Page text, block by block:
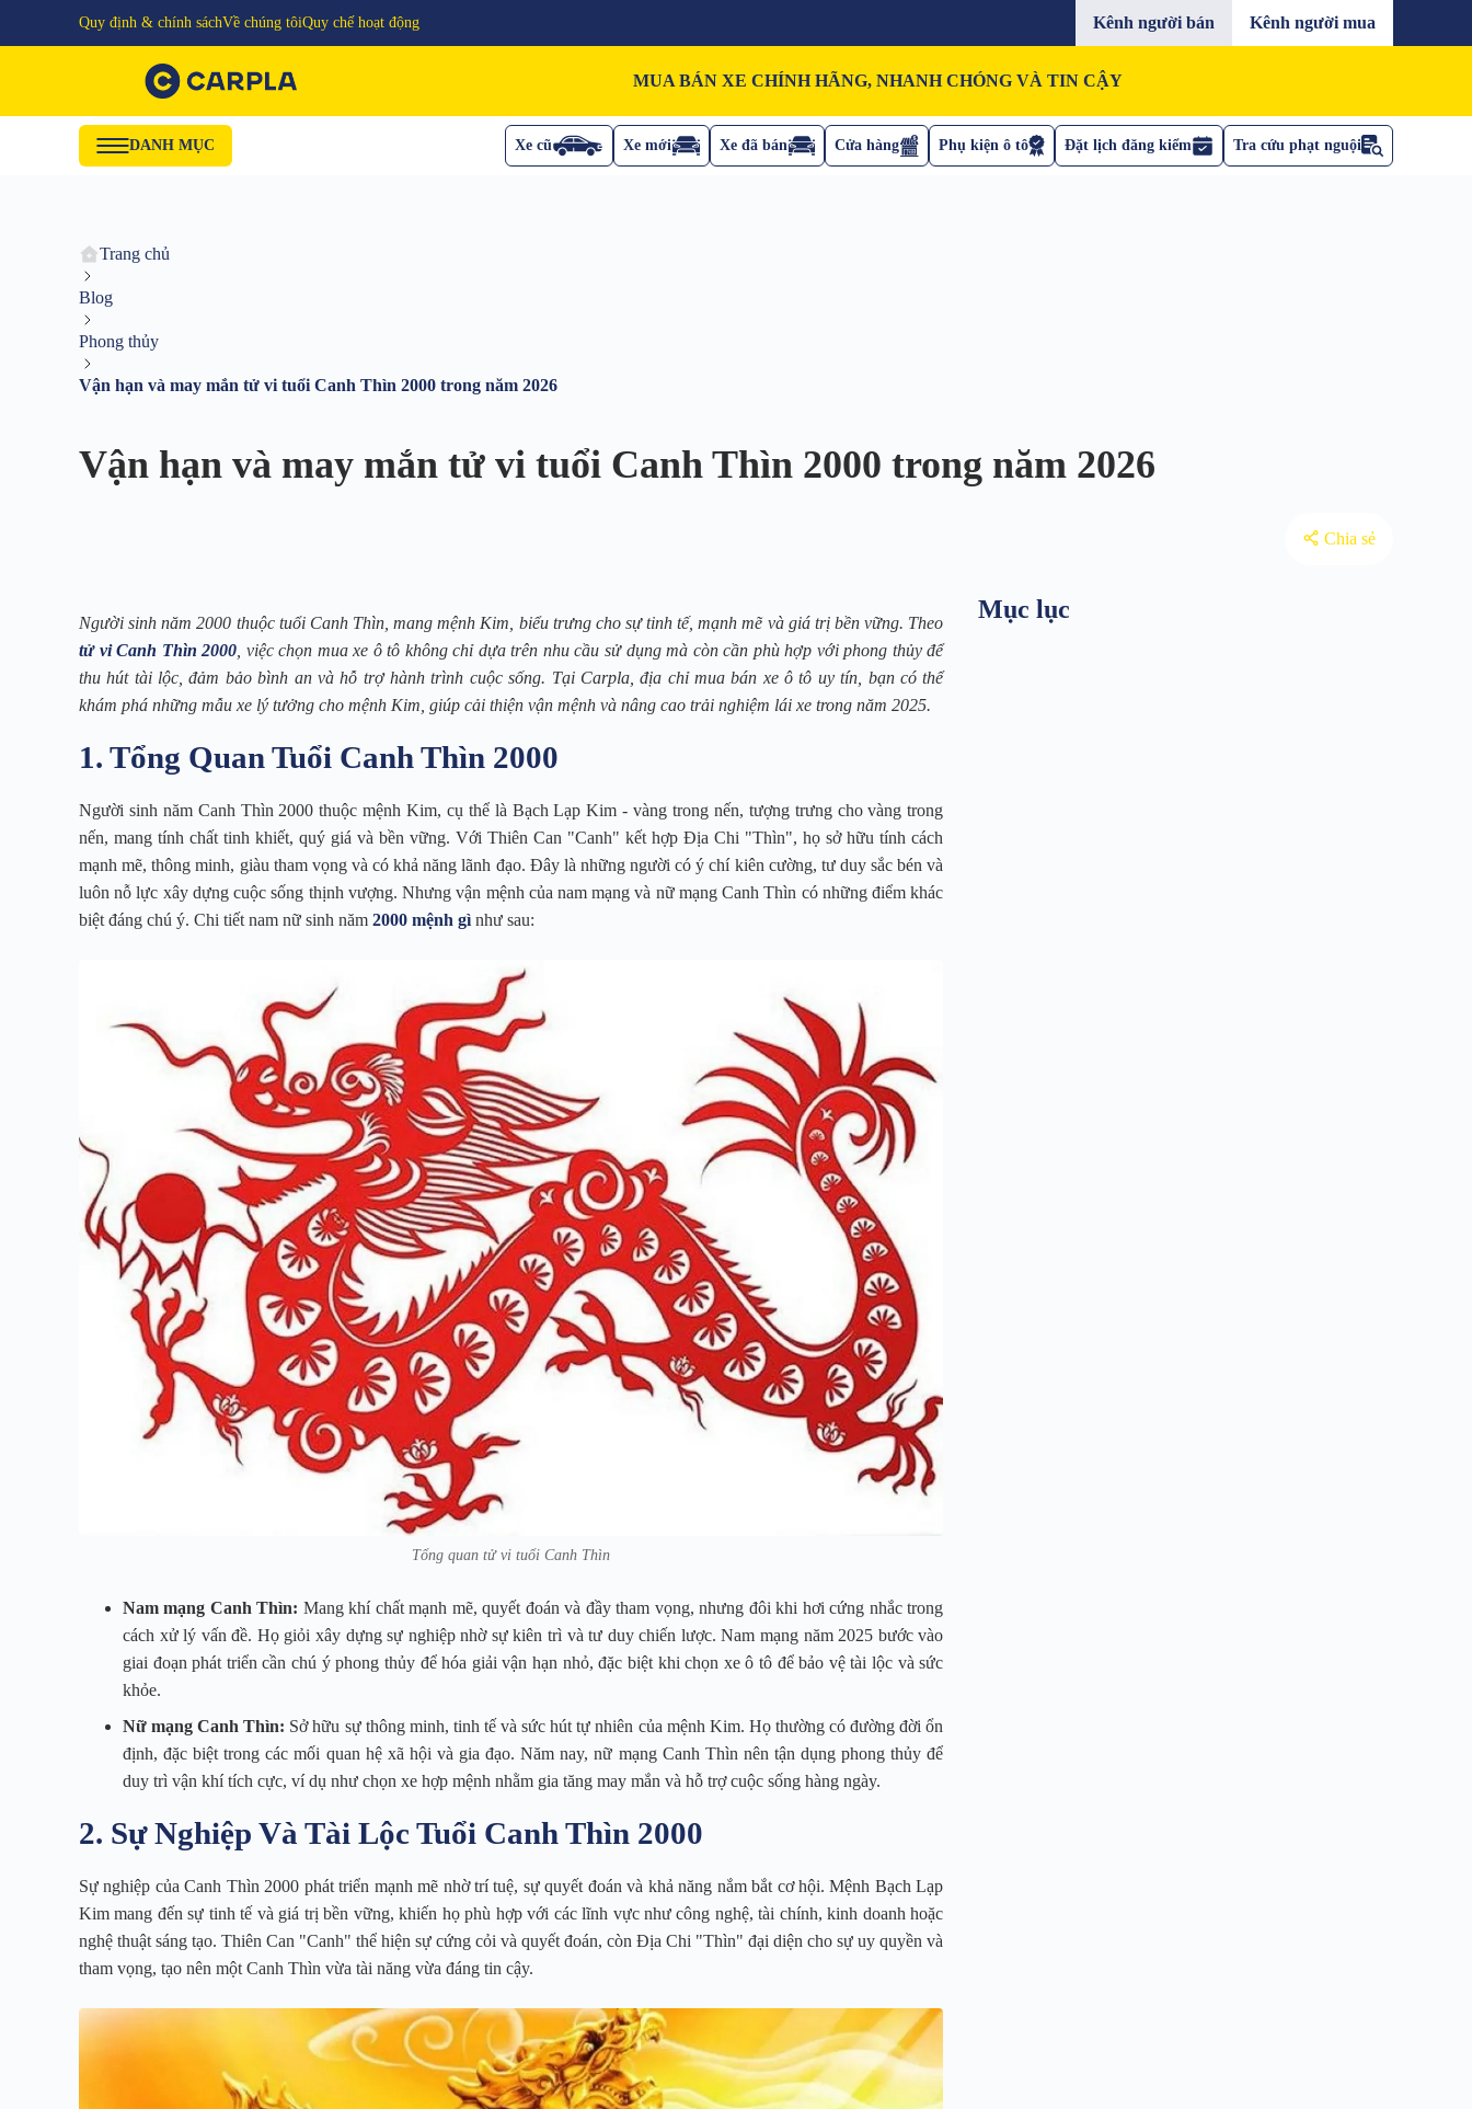
Quy định & chính sáchVề chúng tôiQuy chế hoạt động Kênh người bán Kênh người mua
MUA BÁN XE CHÍNH HÃNG, NHANH CHÓNG VÀ TIN CẬY
DANH MỤC Xe cũ Xe mới Xe đã bán Cửa hàng Phụ kiện ô tô Đặt lịch đăng kiểm Tra cứu phạt nguội
Trang chủ
Blog
Phong thủy
Vận hạn và may mắn tử vi tuổi Canh Thìn 2000 trong năm 2026
Vận hạn và may mắn tử vi tuổi Canh Thìn 2000 trong năm 2026
Chia sẻ
Người sinh năm 2000 thuộc tuổi Canh Thìn, mang mệnh Kim, biểu trưng cho sự tinh tế, mạnh mẽ và giá trị bền vững. Theo
tử vi Canh Thìn 2000 , việc chọn mua xe ô tô không chỉ dựa trên nhu cầu sử dụng mà còn cần phù hợp với phong thủy để
thu hút tài lộc, đảm bảo bình an và hỗ trợ hành trình cuộc sống. Tại Carpla, địa chỉ mua bán xe ô tô uy tín, bạn có thể
khám phá những mẫu xe lý tưởng cho mệnh Kim, giúp cải thiện vận mệnh và nâng cao trải nghiệm lái xe trong năm 2025.
1. Tổng Quan Tuổi Canh Thìn 2000
Người sinh năm Canh Thìn 2000 thuộc mệnh Kim, cụ thể là Bạch Lạp Kim - vàng trong nến, tượng trưng cho vàng trong
nến, mang tính chất tinh khiết, quý giá và bền vững. Với Thiên Can "Canh" kết hợp Địa Chi "Thìn", họ sở hữu tính cách
mạnh mẽ, thông minh, giàu tham vọng và có khả năng lãnh đạo. Đây là những người có ý chí kiên cường, tư duy sắc bén và
luôn nỗ lực xây dựng cuộc sống thịnh vượng. Nhưng vận mệnh của nam mạng và nữ mạng Canh Thìn có những điểm khác
biệt đáng chú ý. Chi tiết nam nữ sinh năm 2000 mệnh gì như sau:
Tổng quan tử vi tuổi Canh Thìn
Nam mạng Canh Thìn: Mang khí chất mạnh mẽ, quyết đoán và đầy tham vọng, nhưng đôi khi hơi cứng nhắc trong
cách xử lý vấn đề. Họ giỏi xây dựng sự nghiệp nhờ sự kiên trì và tư duy chiến lược. Nam mạng năm 2025 bước vào
giai đoạn phát triển cần chú ý phong thủy để hóa giải vận hạn nhỏ, đặc biệt khi chọn xe ô tô để bảo vệ tài lộc và sức
khỏe.
Nữ mạng Canh Thìn: Sở hữu sự thông minh, tinh tế và sức hút tự nhiên của mệnh Kim. Họ thường có đường đời ổn
định, đặc biệt trong các mối quan hệ xã hội và gia đạo. Năm nay, nữ mạng Canh Thìn nên tận dụng phong thủy để
duy trì vận khí tích cực, ví dụ như chọn xe hợp mệnh nhằm gia tăng may mắn và hỗ trợ cuộc sống hàng ngày.
2. Sự Nghiệp Và Tài Lộc Tuổi Canh Thìn 2000
Sự nghiệp của Canh Thìn 2000 phát triển mạnh mẽ nhờ trí tuệ, sự quyết đoán và khả năng nắm bắt cơ hội. Mệnh Bạch Lạp
Kim mang đến sự tinh tế và giá trị bền vững, khiến họ phù hợp với các lĩnh vực như công nghệ, tài chính, kinh doanh hoặc
nghệ thuật sáng tạo. Thiên Can "Canh" thể hiện sự cứng cỏi và quyết đoán, còn Địa Chi "Thìn" đại diện cho sự uy quyền và
tham vọng, tạo nên một Canh Thìn vừa tài năng vừa đáng tin cậy.
Mục lục